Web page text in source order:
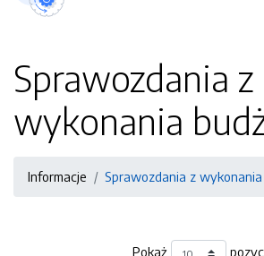
Sprawozdania z
wykonania
Informacje Sprawozdania z
Pokaż